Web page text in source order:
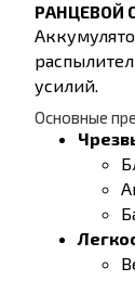
РАНЦЕВОЙ
усилий.
Основные